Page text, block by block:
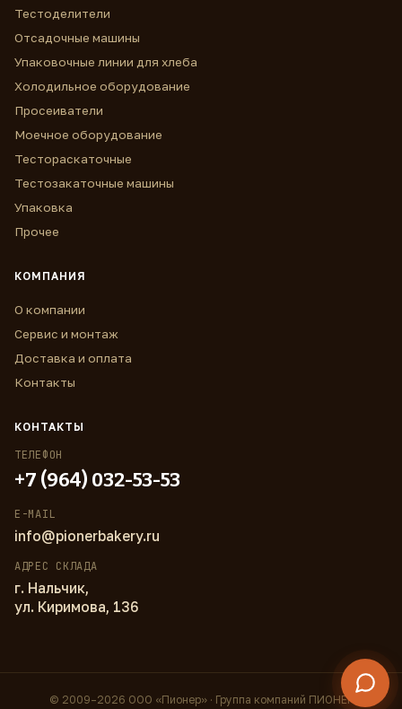
Тестоделители
Отсадочные машины
Упаковочные линии для хлеба
Холодильное оборудование
Просеиватели
Моечное оборудование
Тестораскаточные
Тестозакаточные машины
Упаковка
Прочее
КОМПАНИЯ
О компании
Сервис и монтаж
Доставка и оплата
Контакты
КОНТАКТЫ
ТЕЛЕФОН
+7 (964) 032-53-53
E-MAIL
info@pionerbakery.ru
АДРЕС СКЛАДА
г. Нальчик,
ул. Киримова, 136
© 2009–2026 ООО «Пионер» · Группа компаний ПИОНЕР